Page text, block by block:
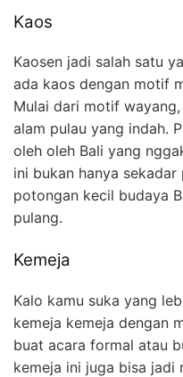
Kaos
Kaosen jadi salah satu
ada kaos dengan motif
Mulai dari motif
alam pulau yang indah.
oleh oleh Bali yang
ini bukan hanya
potongan kecil budaya
pulang.
Kemeja
Kalo kamu suka yang
kemeja kemeja dengan
buat acara formal atau
kemeja ini juga bisa jadi